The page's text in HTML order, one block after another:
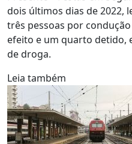
dois últimos dias de 2022,
três pessoas por
efeito e um quarto detido,
de droga.
Leia também